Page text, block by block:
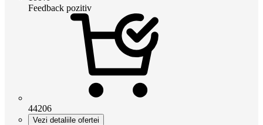
Feedback pozitiv
44206
Vezi detaliile ofertei